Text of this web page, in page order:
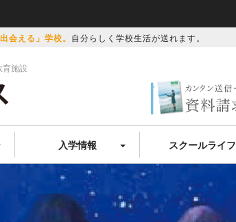
会える」学校。 自分らしく学校生活が送れます。
育施設
入学情報 スクールライフ